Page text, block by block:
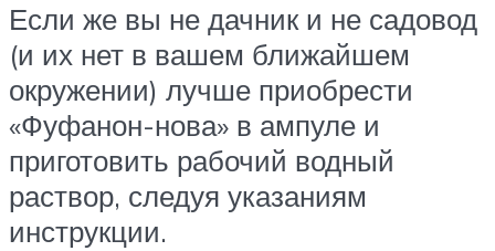
Если же вы не дачник и не садовод
(и их нет в вашем ближайшем
окружении) лучше приобрести
«Фуфанон-нова» в ампуле и
приготовить рабочий водный
раствор, следуя указаниям
инструкции.